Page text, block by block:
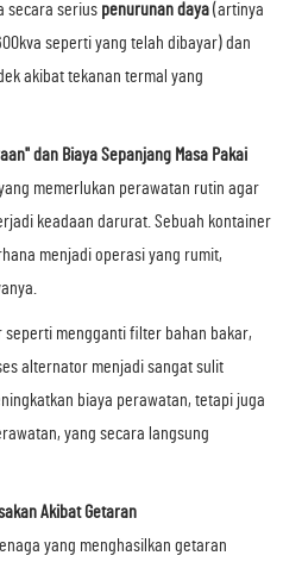
secara serius penurunan daya(artinya
seperti yang telah dibayar) dan
akibat tekanan termal yang
dan Biaya Sepanjang Masa Pakai
memerlukan perawatan rutin agar
keadaan darurat. Sebuah kontainer
menjadi operasi yang rumit,
seperti mengganti filter bahan bakar,
alternator menjadi sangat sulit
biaya perawatan, tetapi juga
yang secara langsung
Akibat Getaran
yang menghasilkan getaran